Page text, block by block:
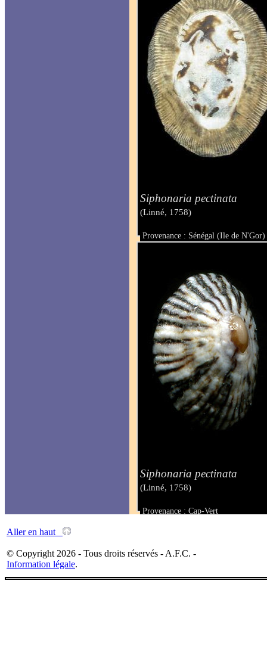
Siphonaria pectinata
(Linné, 1758)
Provenance : Sénégal (Ile de N'Gor)
Taille : 21 mm
Siphonaria pectinata
(Linné, 1758)
Provenance : Cap-Vert
Aller en haut
© Copyright 2026 - Tous droits réservés - A.F.C. -
Information légale.